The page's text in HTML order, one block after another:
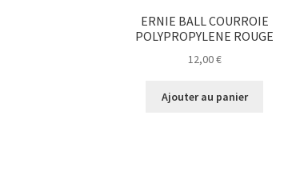
ERNIE BALL COURROIE
POLYPROPYLENE ROUGE
12,00€
Ajouter au panier